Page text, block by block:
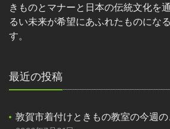
きものとマナーと日本の伝統文化を
るい未来が希望にあふれたものにな
す。
最近の投稿
敦賀市着付けときもの教室の今週